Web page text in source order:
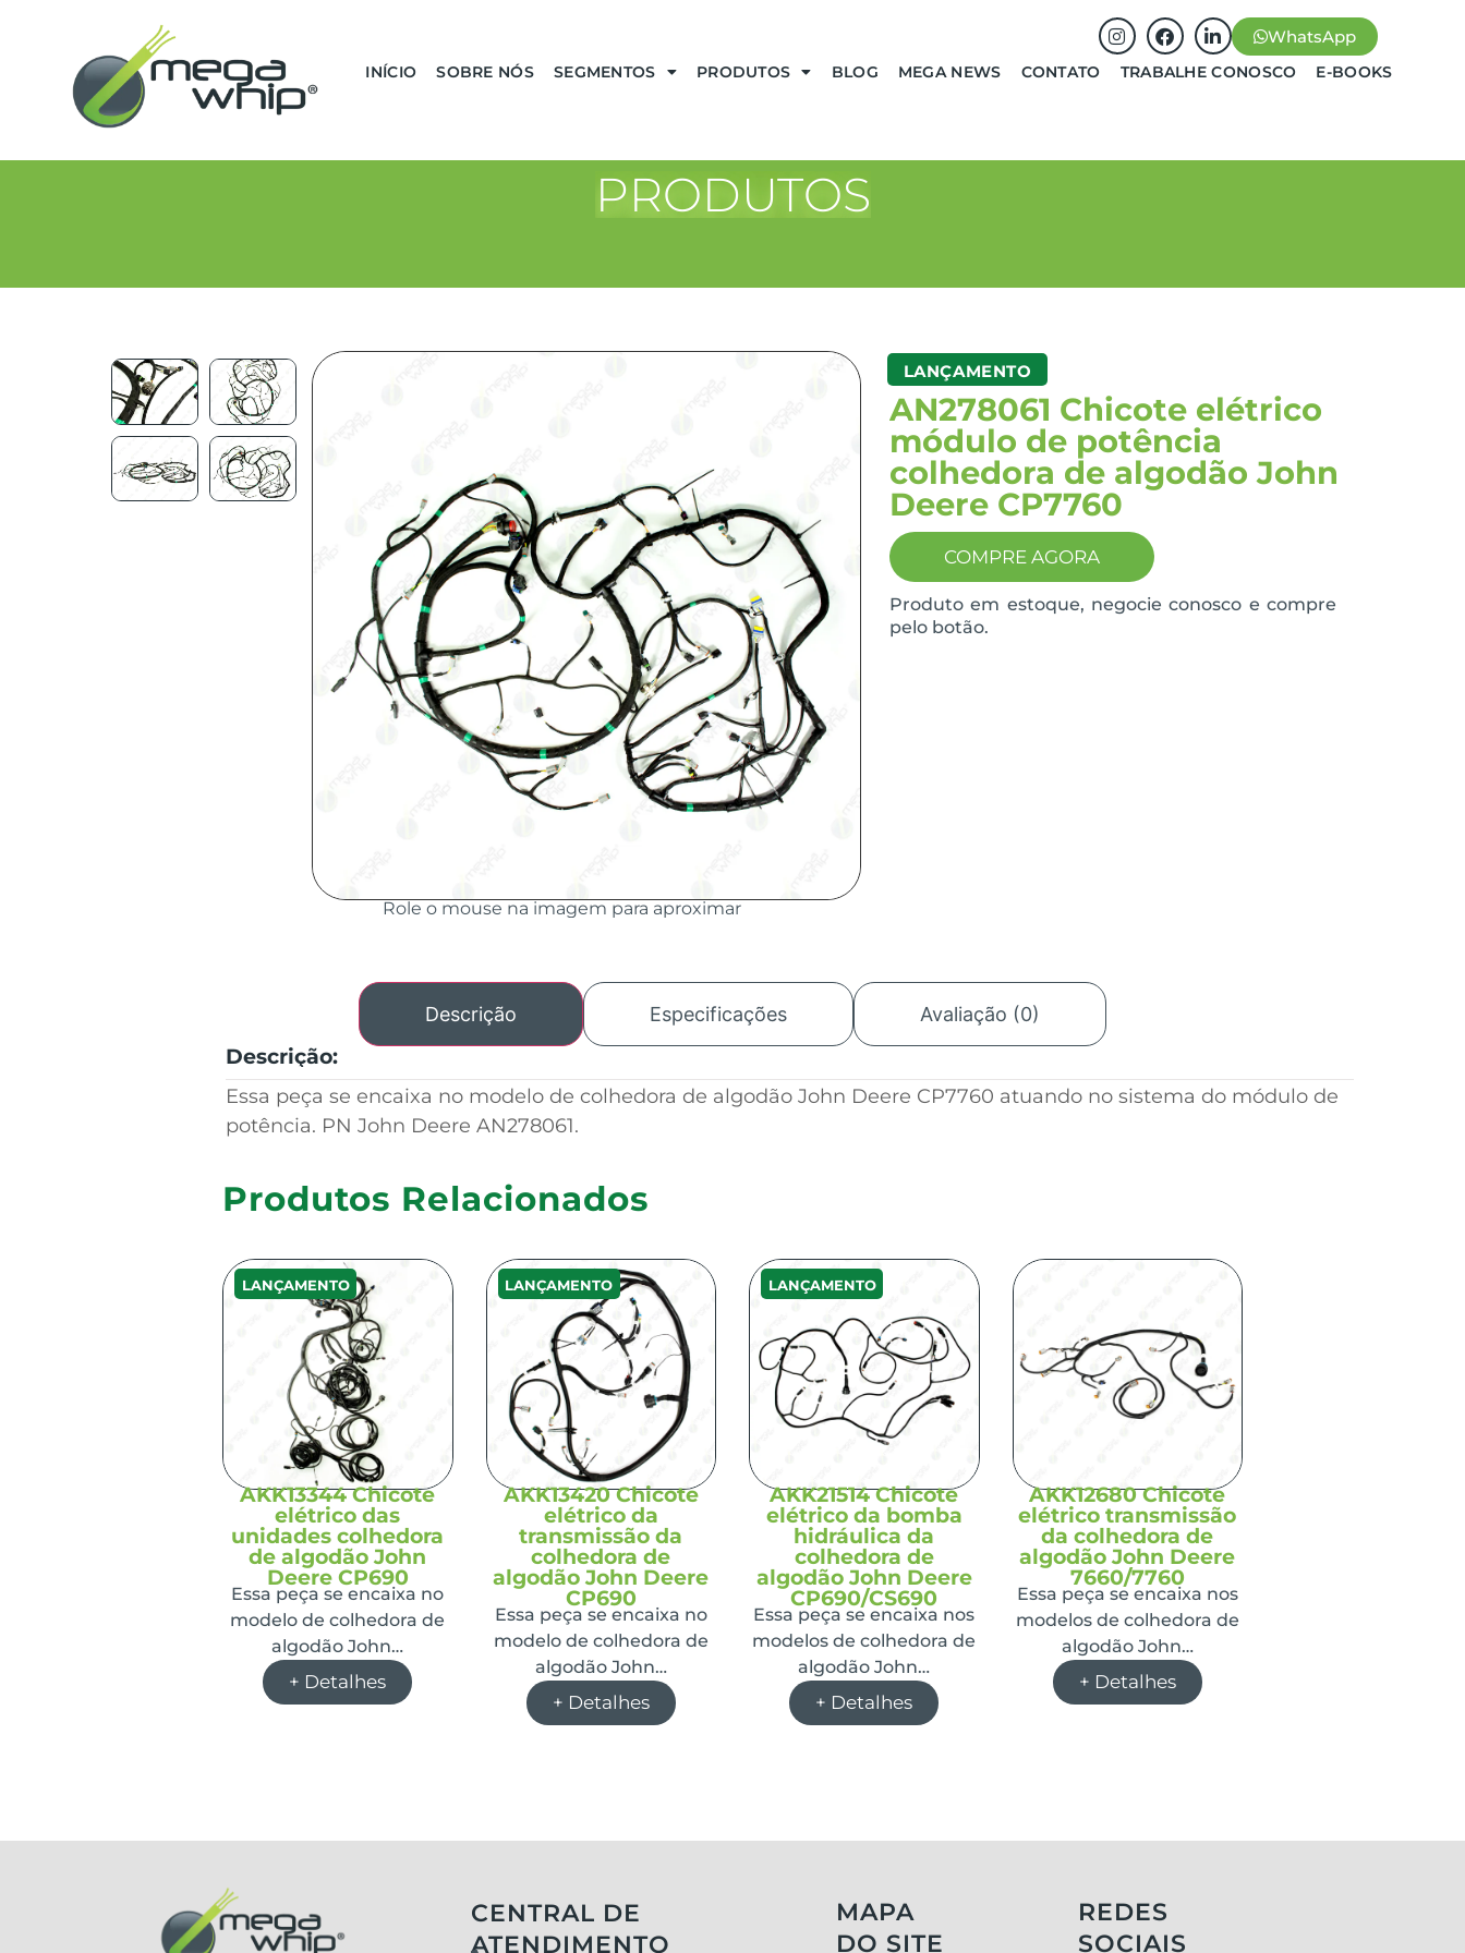
WhatsApp
INÍCIO SOBRE NÓS SEGMENTOS PRODUTOS BLOG MEGA NEWS CONTATO TRABALHE CONOSCO E-BOOKS
PRODUTOS
Role o mouse na imagem para aproximar
LANÇAMENTO
AN278061 Chicote elétrico
módulo de potência
colhedora de algodão John
Deere CP7760
COMPRE AGORA
Produto em estoque, negocie conosco e compre
pelo botão.
Descrição Especificações Avaliação (0)
Descrição:
Essa peça se encaixa no modelo de colhedora de algodão John Deere CP7760 atuando no sistema do módulo de
potência. PN John Deere AN278061.
Produtos Relacionados
LANÇAMENTO
AKK13344 Chicote
elétrico das
unidades colhedora
de algodão John
Deere CP690
Essa peça se encaixa no
modelo de colhedora de
algodão John…
+ Detalhes
LANÇAMENTO
AKK13420 Chicote
elétrico da
transmissão da
colhedora de
algodão John Deere
CP690
Essa peça se encaixa no
modelo de colhedora de
algodão John…
+ Detalhes
LANÇAMENTO
AKK21514 Chicote
elétrico da bomba
hidráulica da
colhedora de
algodão John Deere
CP690/CS690
Essa peça se encaixa nos
modelos de colhedora de
algodão John…
+ Detalhes
AKK12680 Chicote
elétrico transmissão
da colhedora de
algodão John Deere
7660/7760
Essa peça se encaixa nos
modelos de colhedora de
algodão John…
+ Detalhes
CENTRAL DE
ATENDIMENTO
MAPA
DO SITE
REDES
SOCIAIS